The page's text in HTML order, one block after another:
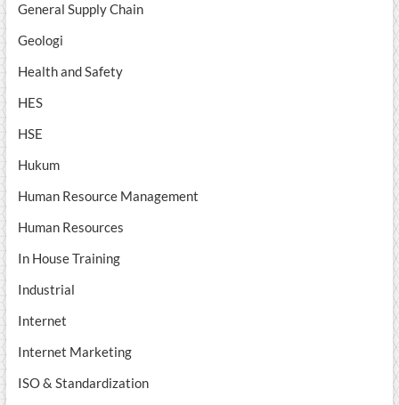
General Supply Chain
Geologi
Health and Safety
HES
HSE
Hukum
Human Resource Management
Human Resources
In House Training
Industrial
Internet
Internet Marketing
ISO & Standardization